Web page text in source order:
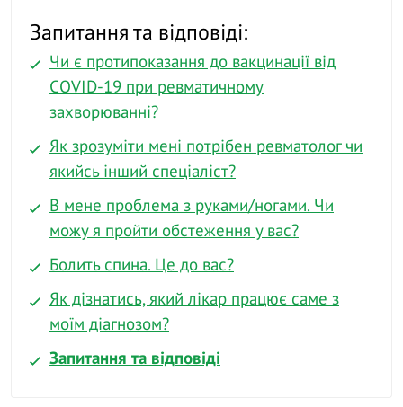
Запитання та відповіді:
Чи є протипоказання до вакцинації від
COVID-19 при ревматичному
захворюванні?
Як зрозуміти мені потрібен ревматолог чи
якийсь інший спеціаліст?
В мене проблема з руками/ногами. Чи
можу я пройти обстеження у вас?
Болить спина. Це до вас?
Як дізнатись, який лікар працює саме з
моїм діагнозом?
Запитання та відповіді